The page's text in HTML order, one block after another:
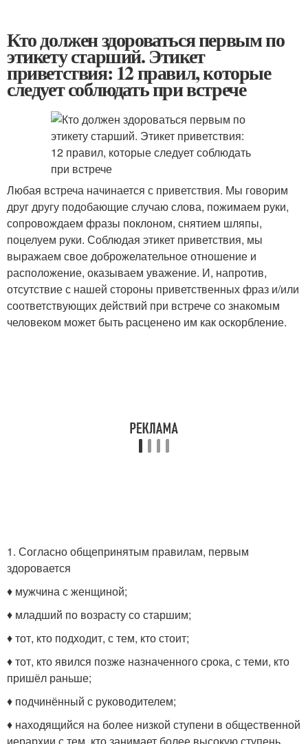
Кто должен здороваться первым по
этикету старший. Этикет
приветствия: 12 правил, которые
следует соблюдать при встрече
Любая встреча начинается с приветствия. Мы говорим
друг другу подобающие случаю слова, пожимаем руки,
сопровождаем фразы поклоном, снятием шляпы,
поцелуем руки. Соблюдая этикет приветствия, мы
выражаем свое доброжелательное отношение и
расположение, оказываем уважение. И, напротив,
отсутствие с нашей стороны приветственных фраз и/или
соответствующих действий при встрече со знакомым
человеком может быть расценено им как оскорбление.
1. Согласно общепринятым правилам, первым
здоровается
♦ мужчина с женщиной;
♦ младший по возрасту со старшим;
♦ тот, кто подходит, с тем, кто стоит;
♦ тот, кто явился позже назначенного срока, с теми, кто
пришёл раньше;
♦ подчинённый с руководителем;
♦ находящийся на более низкой ступени в общественной